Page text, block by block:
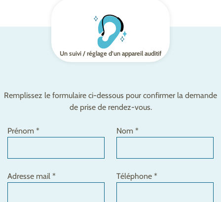
Un suivi / réglage d’un appareil auditif
Remplissez le formulaire ci-dessous pour confirmer la demande
de prise de rendez-vous.
Prénom * Nom *
Adresse mail * Téléphone *